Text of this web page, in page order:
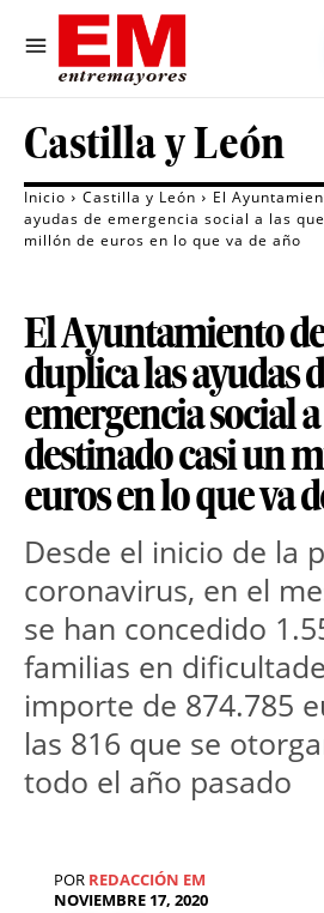
Castilla y León
Inicio Castilla y León
El
ayudas de emergencia social a las
millón de euros en lo que va de año
El Ayuntamiento
duplica las ayudas
emergencia social
destinado casi un
euros en lo que va
Desde el inicio de la
coronavirus, en el
se han concedido
familias en
importe de 874.785
las 816 que se
todo el año pasado
POR REDACCIÓN EM
NOVIEMBRE 17, 2020